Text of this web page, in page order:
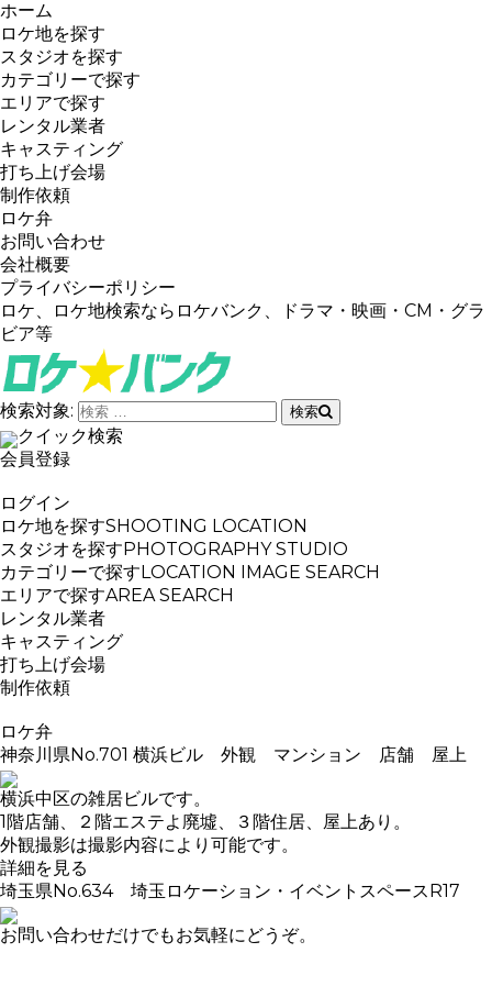
ホーム
ロケ地を探す
スタジオを探す
カテゴリーで探す
エリアで探す
レンタル業者
キャスティング
打ち上げ会場
制作依頼
ロケ弁
お問い合わせ
会社概要
プライバシーポリシー
ロケ、ロケ地検索ならロケバンク、ドラマ・映画・CM・グラ
ビア等
検索対象: 検索
クイック検索
会員登録
ログイン
ロケ地を探すSHOOTING LOCATION
スタジオを探すPHOTOGRAPHY STUDIO
カテゴリーで探すLOCATION IMAGE SEARCH
エリアで探すAREA SEARCH
レンタル業者
キャスティング
打ち上げ会場
制作依頼
ロケ弁
神奈川県No.701 横浜ビル 外観 マンション 店舗 屋上
横浜中区の雑居ビルです。
1階店舗、２階エステよ廃墟、３階住居、屋上あり。
外観撮影は撮影内容により可能です。
詳細を見る
埼玉県No.634 埼玉ロケーション・イベントスペースR17
お問い合わせだけでもお気軽にどうぞ。